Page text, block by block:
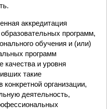
аккредитация
программ,
обучения и (или)
программ
качества и уровня
такие
организации,
деятельность,